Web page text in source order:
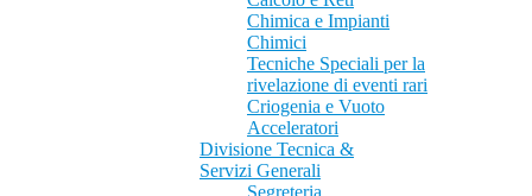
Chimica e Impianti
Chimici
Tecniche Speciali per la
rivelazione di eventi rari
Criogenia e Vuoto
Acceleratori
Divisione Tecnica &
Servizi Generali
Segreteria